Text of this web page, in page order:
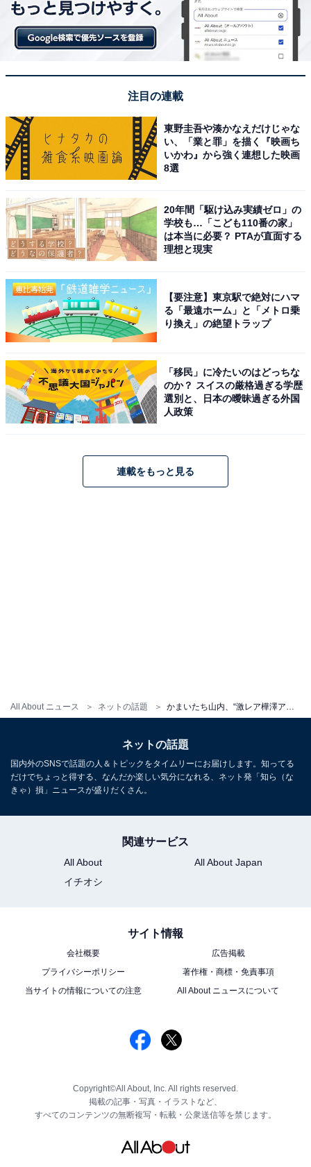
All About ニュース ネットの話題 かまいたち山内、“激レア樺澤アイドルT”姿で元マネージャーの送別会を報告！ 「山内さんの優しさが隠しきれてない」
注目の連載
東野圭吾や湊かなえだけじゃな
い、「業と罪」を描く『映画ち
いかわ』から強く連想した映画
8選
20年間「駆け込み実績ゼロ」の
学校も…「こども110番の家」
は本当に必要？ PTAが直面する
理想と現実
【要注意】東京駅で絶対にハマ
る「最遠ホーム」と「メトロ乗
り換え」の絶望トラップ
「移民」に冷たいのはどっちな
のか？ スイスの厳格過ぎる学歴
選別と、日本の曖昧過ぎる外国
人政策
連載をもっと見る
ネットの話題
国内外のSNSで話題の人＆トピックをタイムリーにお届けします。知ってる
だけでちょっと得する、なんだか楽しい気分になれる、ネット発「知ら（な
きゃ）損」ニュースが盛りだくさん。
関連サービス
All About
All About Japan
イチオシ
サイト情報
会社概要
広告掲載
プライバシーポリシー
著作権・商標・免責事項
当サイトの情報についての注意
All About ニュースについて
Copyright©All About, Inc. All rights reserved.
掲載の記事・写真・イラストなど、
すべてのコンテンツの無断複写・転載・公衆送信等を禁じます。